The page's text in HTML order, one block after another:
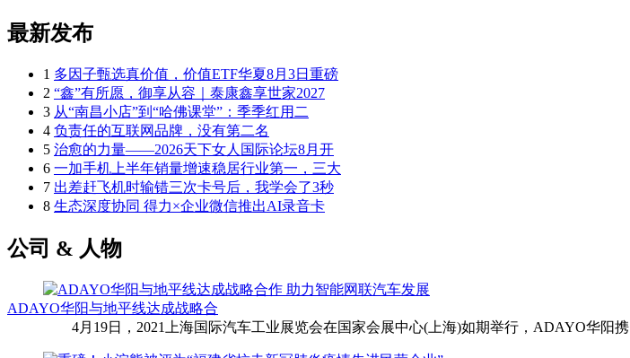
最新发布
1 多因子甄选真价值，价值ETF华夏8月3日重磅
2 “鑫”有所愿，御享从容｜泰康鑫享世家2027
3 从“南昌小店”到“哈佛课堂”：季季红用二
4 负责任的互联网品牌，没有第二名
5 治愈的力量——2026天下女人国际论坛8月开
6 一加手机上半年销量增速稳居行业第一，三大
7 出差赶飞机时输错三次卡号后，我学会了3秒
8 生态深度协同 得力×企业微信推出AI录音卡
公司 & 人物
ADAYO华阳与地平线达成战略合
4月19日，2021上海国际汽车工业展览会在国家会展中心(上海)如期举行，ADAYO华阳携